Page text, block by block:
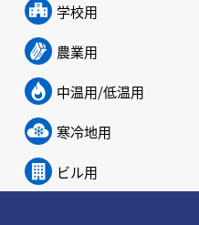
学校用
農業用
中温用/低温用
寒冷地用
ビル用